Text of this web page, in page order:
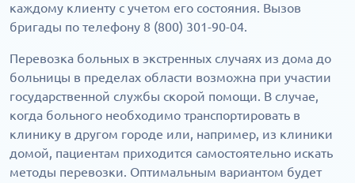
каждому клиенту с учетом его состояния. Вызов
бригады по телефону 8 (800) 301-90-04.
Перевозка больных в экстренных случаях из дома до
больницы в пределах области возможна при участии
государственной службы скорой помощи. В случае,
когда больного необходимо транспортировать в
клинику в другом городе или, например, из клиники
домой, пациентам приходится самостоятельно искать
методы перевозки. Оптимальным вариантом будет